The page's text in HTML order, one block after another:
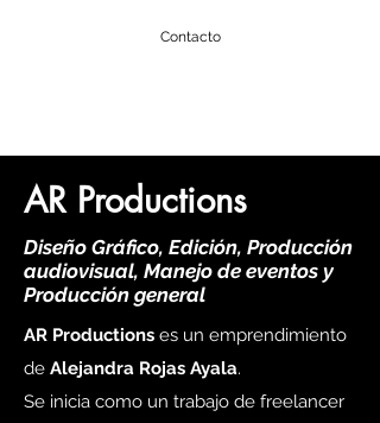
Contacto
AR Productions
Diseño Gráfico, Edición, Producción
audiovisual, Manejo de eventos y
Producción general
AR Productions es un emprendimiento
de Alejandra Rojas Ayala.
Se inicia como un trabajo de freelancer